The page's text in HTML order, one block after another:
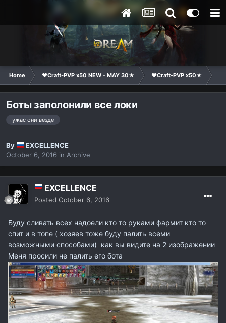
Home ❤Craft-PVP x50 NEW - MAY 30★ ❤Craft-PVP x50★
Боты заполонили все локи
ужас они везде
By
EXCELLENCE
October 6, 2016 in Archive
EXCELLENCE
Posted October 6, 2016
Буду сливать всех надоели кто то руками фармит кто то
спит и в топе ( хозяев тоже буду палить всеми
возможными способами) как вы видите на 2 изображении
Меня просили не палить его бота